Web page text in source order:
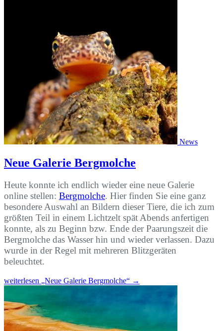
News
Neue Galerie Bergmolche
Heute konnte ich endlich wieder eine neue Galerie
online stellen: Bergmolche. Hier finden Sie eine ganz
besondere Auswahl an Bildern dieser Tiere, die ich zum
größten Teil in einem Lichtzelt spät Abends anfertigen
konnte, als zu Beginn bzw. Ende der Paarungszeit die
Bergmolche das Wasser hin und wieder verlassen. Dazu
wurde in der Regel mit mehreren Blitzgeräten
beleuchtet.
weiterlesen „Neue Galerie Bergmolche“ →